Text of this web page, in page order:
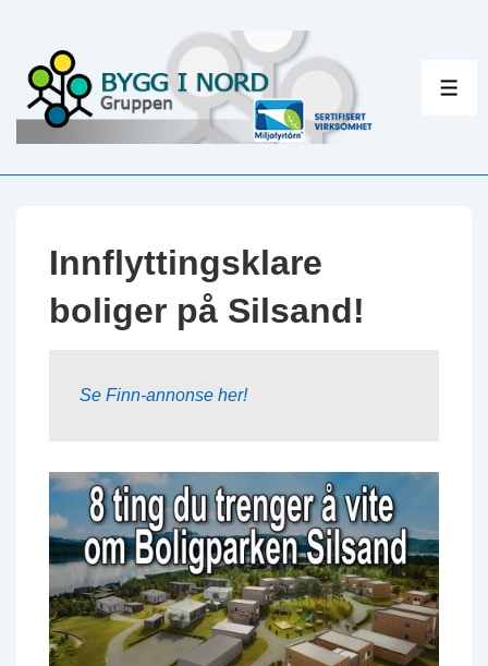
hovedinnholdet
Innflyttingsklare
boliger på Silsand!
Se Finn-annonse her!